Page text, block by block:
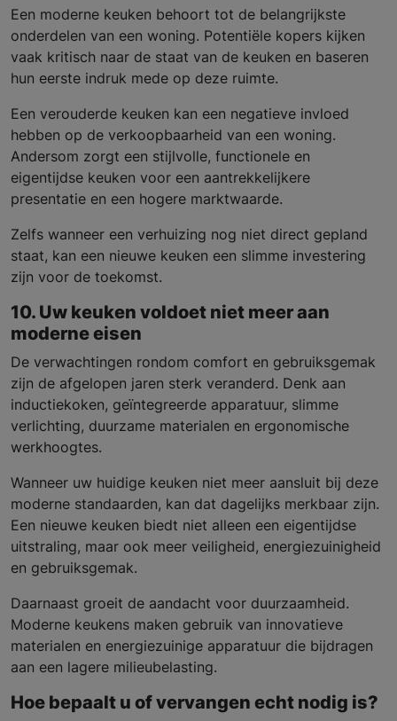
Een moderne keuken behoort tot de belangrijkste
onderdelen van een woning. Potentiële kopers kijken
vaak kritisch naar de staat van de keuken en baseren
hun eerste indruk mede op deze ruimte.
Een verouderde keuken kan een negatieve invloed
hebben op de verkoopbaarheid van een woning.
Andersom zorgt een stijlvolle, functionele en
eigentijdse keuken voor een aantrekkelijkere
presentatie en een hogere marktwaarde.
Zelfs wanneer een verhuizing nog niet direct gepland
staat, kan een nieuwe keuken een slimme investering
zijn voor de toekomst.
10. Uw keuken voldoet niet meer aan
moderne eisen
De verwachtingen rondom comfort en gebruiksgemak
zijn de afgelopen jaren sterk veranderd. Denk aan
inductiekoken, geïntegreerde apparatuur, slimme
verlichting, duurzame materialen en ergonomische
werkhoogtes.
Wanneer uw huidige keuken niet meer aansluit bij deze
moderne standaarden, kan dat dagelijks merkbaar zijn.
Een nieuwe keuken biedt niet alleen een eigentijdse
uitstraling, maar ook meer veiligheid, energiezuinigheid
en gebruiksgemak.
Daarnaast groeit de aandacht voor duurzaamheid.
Moderne keukens maken gebruik van innovatieve
materialen en energiezuinige apparatuur die bijdragen
aan een lagere milieubelasting.
Hoe bepaalt u of vervangen echt nodig is?